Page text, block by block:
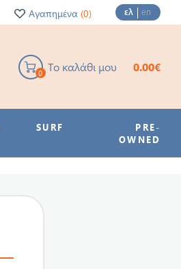
Αγαπημένα (0) ελ en
Το καλάθι μου
0 0.00€
SURF
PRE-
OWNED